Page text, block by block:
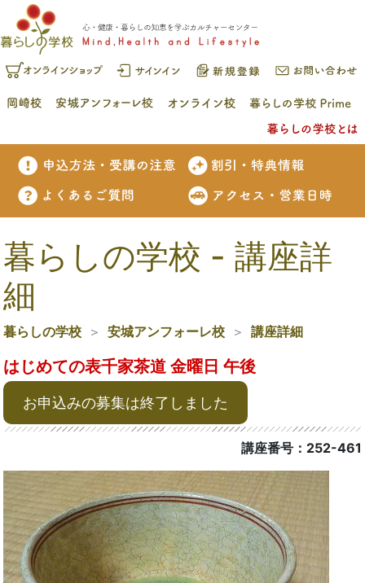
暮らしの学校 - 講座詳
細
暮らしの学校 安城アンフォーレ校 講座詳細
はじめての表千家茶道 金曜日 午後
お申込みの募集は終了しました
講座番号：252-461